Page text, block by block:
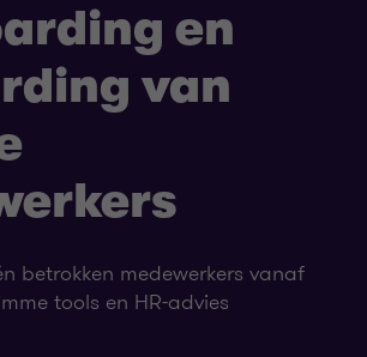
en
van
betrokken medewerkers vanaf
tools en HR-advies